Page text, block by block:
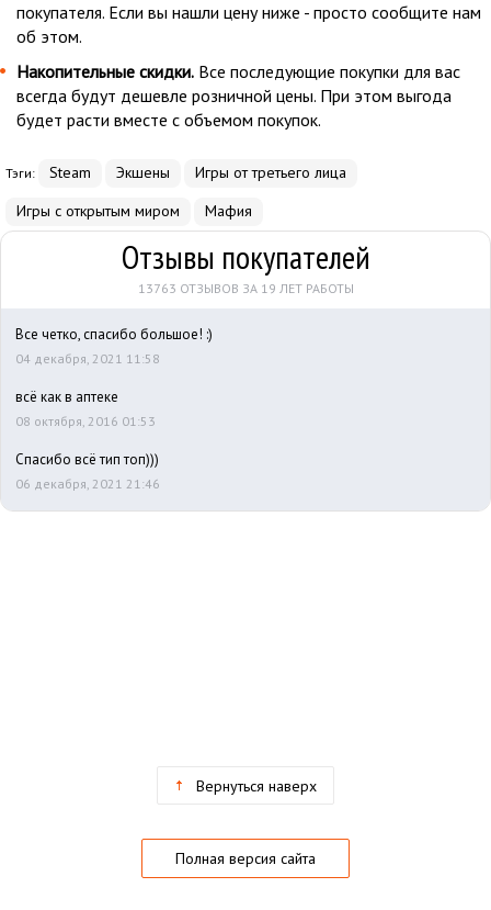
покупателя. Если вы нашли цену ниже - просто сообщите нам
об этом.
Накопительные скидки. Все последующие покупки для вас
всегда будут дешевле розничной цены. При этом выгода
будет расти вместе с объемом покупок.
Тэги: Steam Экшены
Игры от третьего лица
Игры с открытым миром
Мафия
Отзывы покупателей
13763 ОТЗЫВОВ ЗА 19 ЛЕТ РАБОТЫ
Все четко, спасибо большое! :)
04 декабря, 2021 11:58
всё как в аптеке
08 октября, 2016 01:53
Спасибо всё тип топ)))
06 декабря, 2021 21:46
Вернуться наверх
Полная версия сайта